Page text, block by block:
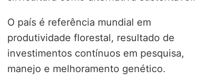
O país é referência mundial em
produtividade florestal, resultado de
investimentos contínuos em pesquisa,
manejo e melhoramento genético.